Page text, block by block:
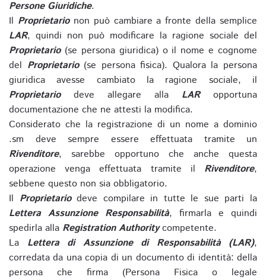
Persone Giuridiche.
Il Proprietarionon può cambiare a fronte della semplice
LAR, quindi non può modificare la ragione sociale del
Proprietario(se persona giuridica) o il nome e cognome
del Proprietario(se persona fisica). Qualora la persona
giuridica avesse cambiato la ragione sociale, il
Proprietariodeve allegare alla LARopportuna
documentazione che ne attesti la modifica.
Considerato che la registrazione di un nome a dominio
.sm deve sempre essere effettuata tramite un
Rivenditore, sarebbe opportuno che anche questa
operazione venga effettuata tramite il Rivenditore,
sebbene questo non sia obbligatorio.
Il Proprietariodeve compilare in tutte le sue parti la
Lettera Assunzione Responsabilità, firmarla e quindi
spedirla alla Registration Authoritycompetente.
La Lettera di Assunzione di Responsabilità (LAR),
corredata da una copia di un documento di identità: della
persona che firma (Persona Fisica o legale